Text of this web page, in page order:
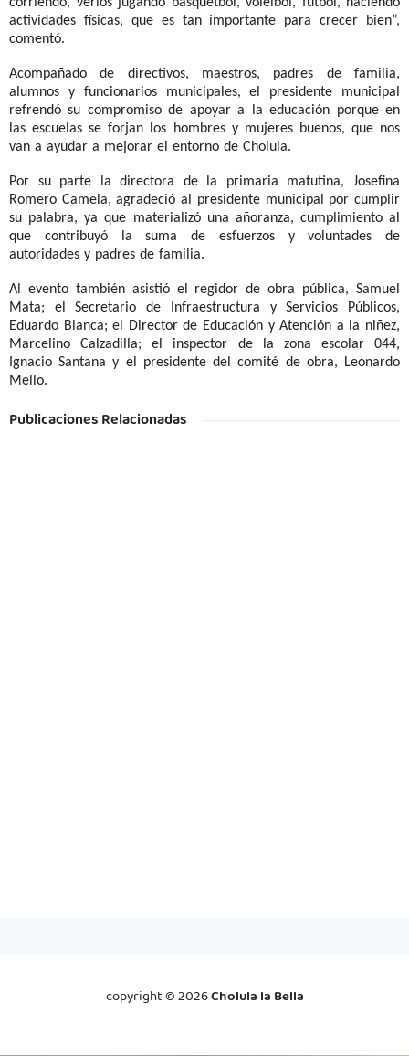
actividades físicas, que es tan importante para crecer bien”,
comentó.
Acompañado de directivos, maestros, padres de familia,
alumnos y funcionarios municipales, el presidente municipal
refrendó su compromiso de apoyar a la educación porque en
las escuelas se forjan los hombres y mujeres buenos, que nos
van a ayudar a mejorar el entorno de Cholula.
Por su parte la directora de la primaria matutina, Josefina
Romero Camela, agradeció al presidente municipal por cumplir
su palabra, ya que materializó una añoranza, cumplimiento al
que contribuyó la suma de esfuerzos y voluntades de
autoridades y padres de familia.
Al evento también asistió el regidor de obra pública, Samuel
Mata; el Secretario de Infraestructura y Servicios Públicos,
Eduardo Blanca; el Director de Educación y Atención a la niñez,
Marcelino Calzadilla; el inspector de la zona escolar 044,
Ignacio Santana y el presidente del comité de obra, Leonardo
Mello.
Publicaciones Relacionadas
copyright ©2026Cholula la Bella